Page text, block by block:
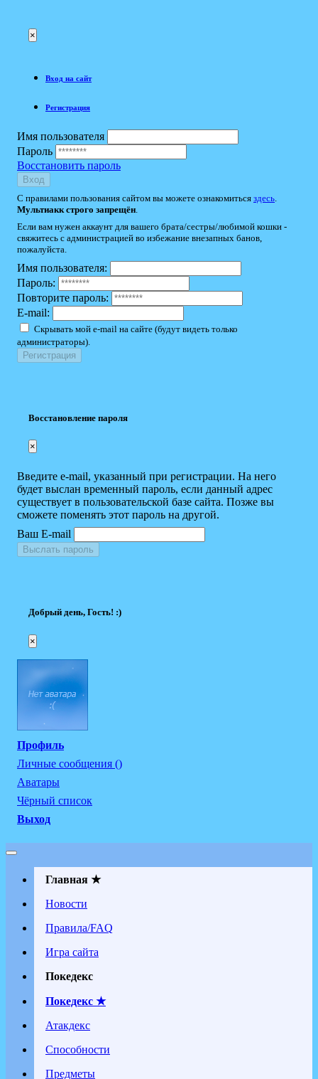
×
Вход на сайт
Регистрация
Имя пользователя
Пароль
Восстановить пароль
Вход
С правилами пользования сайтом вы можете ознакомиться здесь
Мультиакк строго запрещён
Если вам нужен аккаунт для вашего брата/сестры/любимой кошки -
свяжитесь с администрацией во избежание внезапных банов,
пожалуйста.
Имя пользователя:
Пароль:
Повторите пароль:
E-mail:
Скрывать мой e-mail на сайте (будут видеть только
администраторы).
Восстановление пароля
×
Введите e-mail, указанный при регистрации. На него
будет выслан временный пароль, если данный адрес
существует в пользовательской базе сайта. Позже вы
сможете поменять этот пароль на другой.
Ваш E-mail
Выслать пароль
Добрый день, Гость! :)
×
Профиль
Личные сообщения ()
Аватары
Чёрный список
Выход
Главная ★
Новости
Правила/FAQ
Игра сайта
Покедекс
Покедекс ★
Атакдекс
Способности
Предметы